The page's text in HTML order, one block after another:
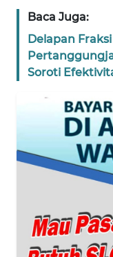
Baca Juga:
Delapan
Soroti
BANTEN
WN
PAPUA